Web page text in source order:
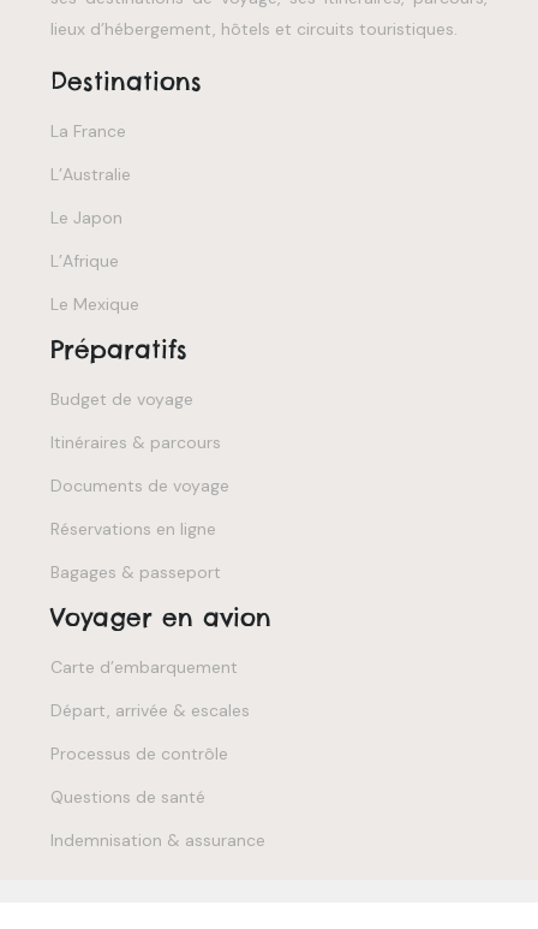
lieux d’hébergement, hôtels et circuits touristiques.
Destinations
La France
L’Australie
Le Japon
L’Afrique
Le Mexique
Préparatifs
Budget de voyage
Itinéraires & parcours
Documents de voyage
Réservations en ligne
Bagages & passeport
Voyager en avion
Carte d’embarquement
Départ, arrivée & escales
Processus de contrôle
Questions de santé
Indemnisation & assurance